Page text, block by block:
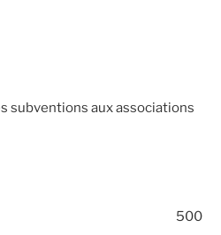
subventions aux associations
500